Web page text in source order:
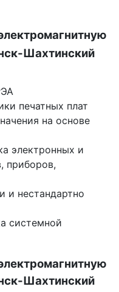
Шахтинский
печатных плат
на основе
электронных и
приборов,
и нестандартно
системной
Шахтинский